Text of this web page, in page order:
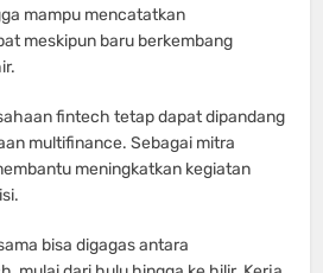
mampu mencatatkan
meskipun baru berkembang
fintech tetap dapat dipandang
multifinance. Sebagai mitra
meningkatkan kegiatan
bisa digagas antara